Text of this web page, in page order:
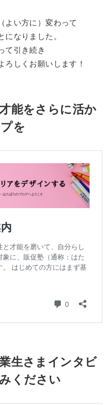
よい方に）変わって
なりました。
て引き続き
しくお願いします！
能をさらに活か
を
生さまインタビ
ください